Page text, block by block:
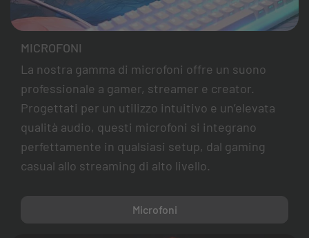
MICROFONI
La nostra gamma di microfoni offre un suono
professionale a gamer, streamer e creator.
Progettati per un utilizzo intuitivo e un’elevata
qualità audio, questi microfoni si integrano
perfettamente in qualsiasi setup, dal gaming
casual allo streaming di alto livello.
Microfoni